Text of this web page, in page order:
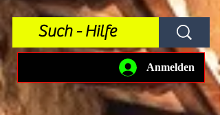
Anmelden